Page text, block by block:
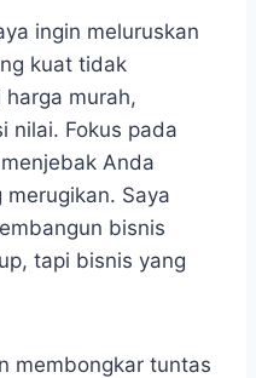
ingin meluruskan
kuat tidak
murah,
nilai. Fokus pada
Anda
Saya
bisnis
tapi bisnis yang
membongkar tuntas